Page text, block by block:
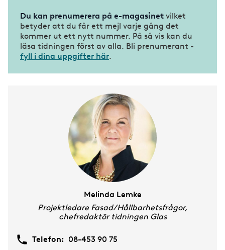
Du kan prenumerera på e-magasinet vilket
betyder att du får ett mejl varje gång det
kommer ut ett nytt nummer. På så vis kan du
läsa tidningen först av alla. Bli prenumerant -
fyll i dina uppgifter här.
Melinda Lemke
Projektledare Fasad/Hållbarhetsfrågor,
chefredaktör tidningen Glas
Telefon: 08-453 90 75